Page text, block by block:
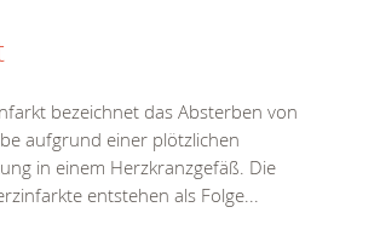
bezeichnet das Absterben von
aufgrund einer plötzlichen
in einem Herzkranzgefäß. Die
entstehen als Folge...